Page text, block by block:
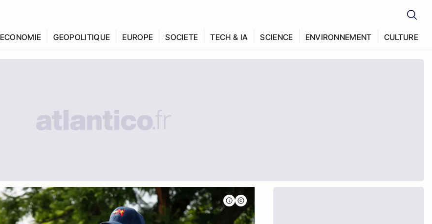
ECONOMIE GEOPOLITIQUE EUROPE SOCIETE TECH & IA SCIENCE ENVIRONNEMENT CULTURE